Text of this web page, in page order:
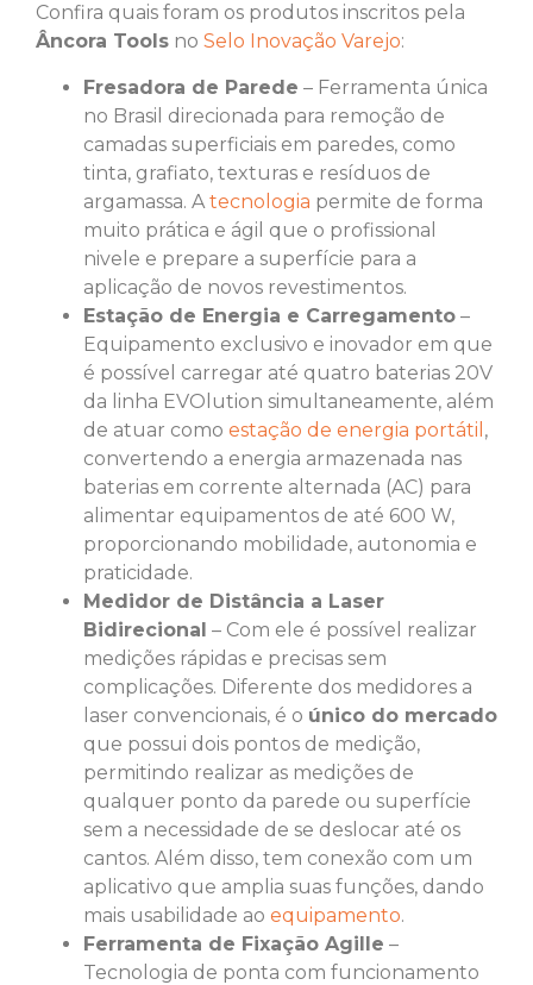
Confira quais foram os produtos inscritos pela
Âncora Tools no Selo Inovação Varejo:
Fresadora de Parede – Ferramenta única
no Brasil direcionada para remoção de
camadas superficiais em paredes, como
tinta, grafiato, texturas e resíduos de
argamassa. A tecnologia permite de forma
muito prática e ágil que o profissional
nivele e prepare a superfície para a
aplicação de novos revestimentos.
Estação de Energia e Carregamento –
Equipamento exclusivo e inovador em que
é possível carregar até quatro baterias 20V
da linha EVOlution simultaneamente, além
de atuar como estação de energia portátil ,
convertendo a energia armazenada nas
baterias em corrente alternada (AC) para
alimentar equipamentos de até 600 W,
proporcionando mobilidade, autonomia e
praticidade.
Medidor de Distância a Laser
Bidirecional – Com ele é possível realizar
medições rápidas e precisas sem
complicações. Diferente dos medidores a
laser convencionais, é o único do mercado
que possui dois pontos de medição,
permitindo realizar as medições de
qualquer ponto da parede ou superfície
sem a necessidade de se deslocar até os
cantos. Além disso, tem conexão com um
aplicativo que amplia suas funções, dando
mais usabilidade ao equipamento.
Ferramenta de Fixação Agille –
Tecnologia de ponta com funcionamento